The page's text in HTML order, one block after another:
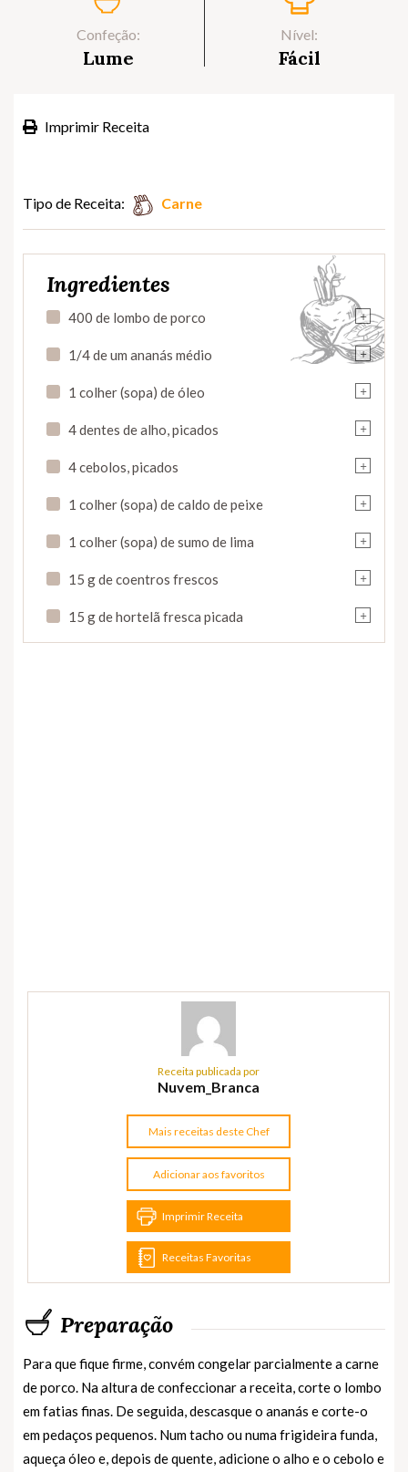
Confeção:
Lume
Nível:
Fácil
Imprimir Receita
Tipo de Receita: Carne
Ingredientes
+
400 de lombo de porco
+
1/4 de um ananás médio
+
1 colher (sopa) de óleo
+
4 dentes de alho, picados
+
4 cebolos, picados
+
1 colher (sopa) de caldo de peixe
+
1 colher (sopa) de sumo de lima
+
15 g de coentros frescos
+
15 g de hortelã fresca picada
Receita publicada por
Nuvem_Branca
Mais receitas deste Chef
Adicionar aos favoritos
Imprimir Receita
Receitas Favoritas
Preparação
Para que fique firme, convém congelar parcialmente a carne
de porco. Na altura de confeccionar a receita, corte o lombo
em fatias finas. De seguida, descasque o ananás e corte-o
em pedaços pequenos. Num tacho ou numa frigideira funda,
aqueça óleo e, depois de quente, adicione o alho e o cebolo e